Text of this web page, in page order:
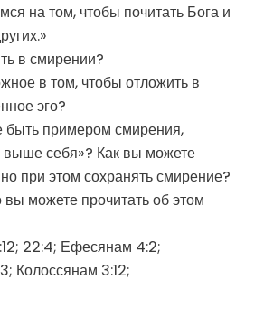
на том, чтобы почитать Бога и
в смирении?
в том, чтобы отложить в
эго?
быть примером смирения,
выше себя»? Как вы можете
но при этом сохранять смирение?
можете прочитать об этом
22:4; Ефесянам 4:2;
Колоссянам 3:12;